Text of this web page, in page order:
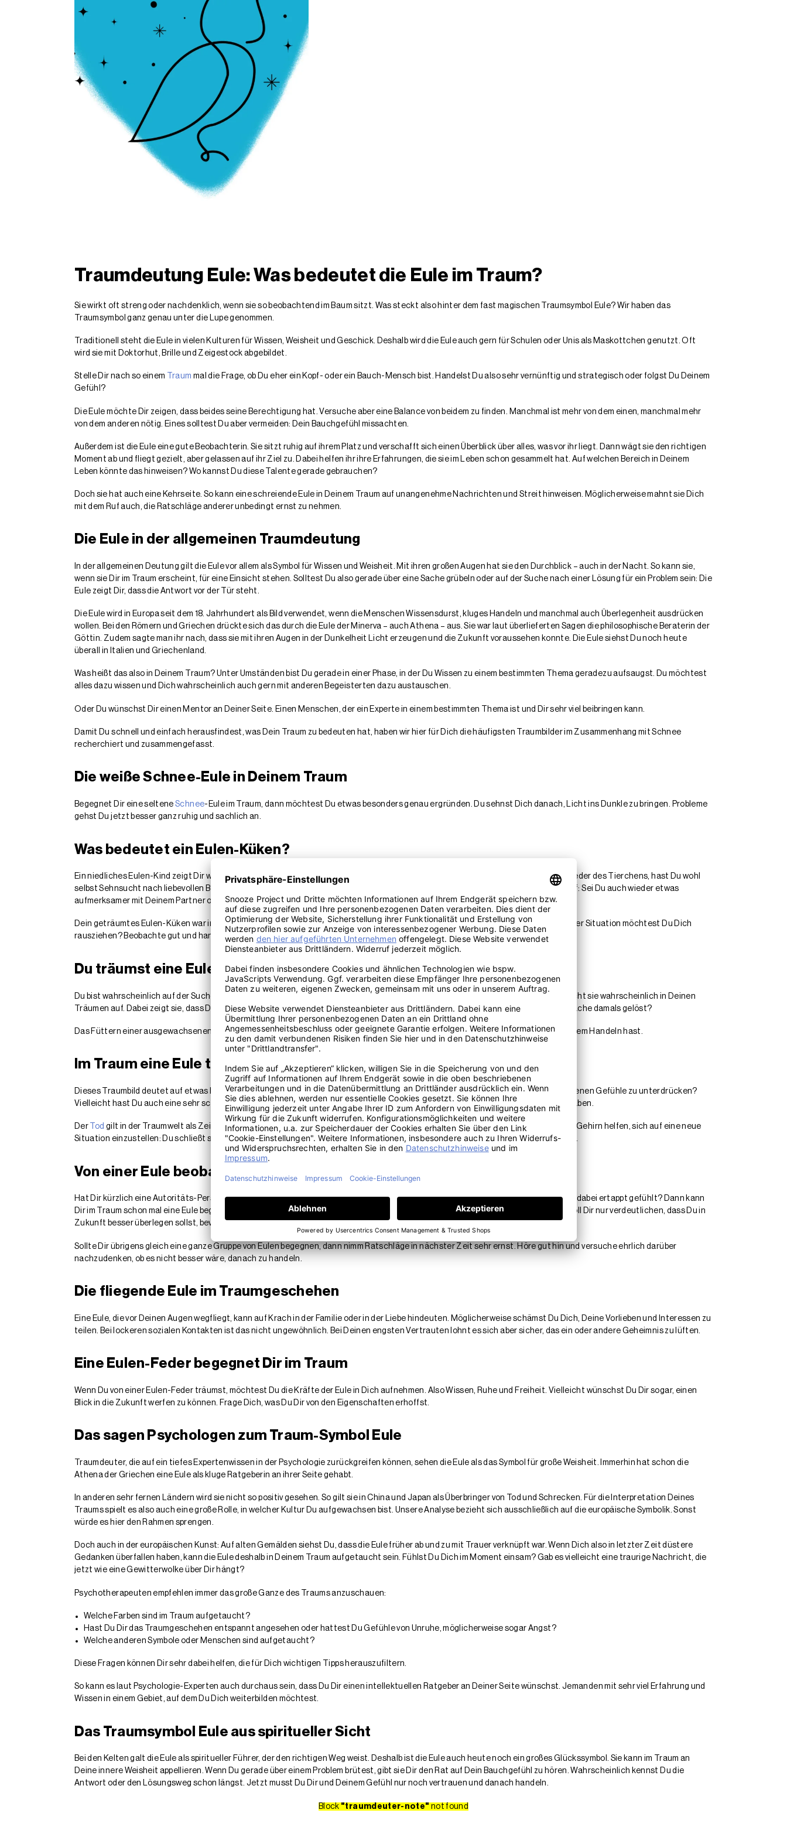
Traumdeutung Eule: Was bedeutet die Eule im Traum?
Sie wirkt oft streng oder nachdenklich, wenn sie so beobachtend im Baum sitzt. Was steckt also hinter dem fast magischen Traumsymbol Eule? Wir haben das
Traumsymbol ganz genau unter die Lupe genommen.
Traditionell steht die Eule in vielen Kulturen für Wissen, Weisheit und Geschick. Deshalb wird die Eule auch gern für Schulen oder Unis als Maskottchen genutzt. Oft
wird sie mit Doktorhut, Brille und Zeigestock abgebildet.
Stelle Dir nach so einem Traum mal die Frage, ob Du eher ein Kopf- oder ein Bauch-Mensch bist. Handelst Du also sehr vernünftig und strategisch oder folgst Du Deinem
Gefühl?
Die Eule möchte Dir zeigen, dass beides seine Berechtigung hat. Versuche aber eine Balance von beidem zu finden. Manchmal ist mehr von dem einen, manchmal mehr
von dem anderen nötig. Eines solltest Du aber vermeiden: Dein Bauchgefühl missachten.
Außerdem ist die Eule eine gute Beobachterin. Sie sitzt ruhig auf ihrem Platz und verschafft sich einen Überblick über alles, was vor ihr liegt. Dann wägt sie den richtigen
Moment ab und fliegt gezielt, aber gelassen auf ihr Ziel zu. Dabei helfen ihr ihre Erfahrungen, die sie im Leben schon gesammelt hat. Auf welchen Bereich in Deinem
Leben könnte das hinweisen? Wo kannst Du diese Talente gerade gebrauchen?
Doch sie hat auch eine Kehrseite. So kann eine schreiende Eule in Deinem Traum auf unangenehme Nachrichten und Streit hinweisen. Möglicherweise mahnt sie Dich
mit dem Ruf auch, die Ratschläge anderer unbedingt ernst zu nehmen.
Die Eule in der allgemeinen Traumdeutung
In der allgemeinen Deutung gilt die Eule vor allem als Symbol für Wissen und Weisheit. Mit ihren großen Augen hat sie den Durchblick – auch in der Nacht. So kann sie,
wenn sie Dir im Traum erscheint, für eine Einsicht stehen. Solltest Du also gerade über eine Sache grübeln oder auf der Suche nach einer Lösung für ein Problem sein: Die
Eule zeigt Dir, dass die Antwort vor der Tür steht.
Die Eule wird in Europa seit dem 18. Jahrhundert als Bild verwendet, wenn die Menschen Wissensdurst, kluges Handeln und manchmal auch Überlegenheit ausdrücken
wollen. Bei den Römern und Griechen drückte sich das durch die Eule der Minerva – auch Athena – aus. Sie war laut überlieferten Sagen die philosophische Beraterin der
Göttin. Zudem sagte man ihr nach, dass sie mit ihren Augen in der Dunkelheit Licht erzeugen und die Zukunft voraussehen konnte. Die Eule siehst Du noch heute
überall in Italien und Griechenland.
Was heißt das also in Deinem Traum? Unter Umständen bist Du gerade in einer Phase, in der Du Wissen zu einem bestimmten Thema geradezu aufsaugst. Du möchtest
alles dazu wissen und Dich wahrscheinlich auch gern mit anderen Begeisterten dazu austauschen.
Oder Du wünschst Dir einen Mentor an Deiner Seite. Einen Menschen, der ein Experte in einem bestimmten Thema ist und Dir sehr viel beibringen kann.
Damit Du schnell und einfach herausfindest, was Dein Traum zu bedeuten hat, haben wir hier für Dich die häufigsten Traumbilder im Zusammenhang mit Schnee
recherchiert und zusammengefasst.
Die weiße Schnee-Eule in Deinem Traum
Begegnet Dir eine selteneSchnee-Eule im Traum, dann möchtest Du etwas besonders genau ergründen. Du sehnst Dich danach, Licht ins Dunkle zu bringen. Probleme
gehst Du jetzt besser ganz ruhig und sachlich an.
Was bedeutet ein Eulen-Küken?
Ein niedliches Eulen-Kind zeigt Dir womöglich, dass Du noch etwas unsicher in einer Sache bist. Streichelst Du über das seidige Gefieder des Tierchens, hast Du wohl
selbst Sehnsucht nach liebevollen Berührungen. Du möchtest Dich sicher und beschützt fühlen. Gleichzeitig steckt hierin der Aufruf: Sei Du auch wieder etwas
aufmerksamer mit Deinem Partner oder Deiner Partnerin.
Dein geträumtes Eulen-Küken war in Gefahr und Du hast es gerettet? In dem Fall steht das kleine Eulchen für Dich selbst. Aus welcher Situation möchtest Du Dich
rausziehen? Beobachte gut und handle erst dann, wenn Du Dir einen guten Überblick verschafft hast.
Du träumst eine Eule zu füttern
Du bist wahrscheinlich auf der Suche nach einer Antwort für eine Herausforderung. Da die Eule für Weisheit und Intuition steht, taucht sie wahrscheinlich in Deinen
Träumen auf. Dabei zeigt sie, dass Du Dir ähnliche Situationen aus der Vergangenheit ins Gedächtnis rufen sollst. Wie hast Du die Sache damals gelöst?
Das Füttern einer ausgewachsenen Eule zeigt Dir, dass Du schon ein sehr gutes Gleichgewicht zwischen intuitivem und strategischem Handeln hast.
Im Traum eine Eule töten
Dieses Traumbild deutet auf etwas hin, dass Du in Dir selbst auslöschen möchtest. Versuchst Du ein Erlebnis oder die damit verbundenen Gefühle zu unterdrücken?
Vielleicht hast Du auch eine sehr schmerzhafte Antwort auf eine Frage bekommen und wünscht Dir jetzt, die Frage nie gestellt zu haben.
Der Tod gilt in der Traumwelt als Zeichen für Wandel und Veränderung. Traumforscher vermuten, dassTräumeüber den Tod Deinem Gehirn helfen, sich auf eine neue
Situation einzustellen: Du schließt seelisch ein Kapitel Deines Lebens ab, um ein neues möglichst unbelastet aufschlagen zu können.
Von einer Eule beobachtet werden
Hat Dir kürzlich eine Autoritäts-Person, wie Dein Chef oder Deine Eltern, ein Arzt oder Polizist einen Rat gegeben? Und Du hast Dich dabei ertappt gefühlt? Dann kann
Dir im Traum schon mal eine Eule begegnen, die Dich genau im Blick behält. Dabei ist der Traum keinesfalls als Warnung gemeint. Er soll Dir nur verdeutlichen, dass Du in
Zukunft besser überlegen sollst, bevor Du handelst.
Sollte Dir übrigens gleich eine ganze Gruppe von Eulen begegnen, dann nimm Ratschläge in nächster Zeit sehr ernst. Höre gut hin und versuche ehrlich darüber
nachzudenken, ob es nicht besser wäre, danach zu handeln.
Die fliegende Eule im Traumgeschehen
Eine Eule, die vor Deinen Augen wegfliegt, kann auf Krach in der Familie oder in der Liebe hindeuten. Möglicherweise schämst Du Dich, Deine Vorlieben und Interessen zu
teilen. Bei lockeren sozialen Kontakten ist das nicht ungewöhnlich. Bei Deinen engsten Vertrauten lohnt es sich aber sicher, das ein oder andere Geheimnis zu lüften.
Eine Eulen-Feder begegnet Dir im Traum
Wenn Du von einer Eulen-Feder träumst, möchtest Du die Kräfte der Eule in Dich aufnehmen. Also Wissen, Ruhe und Freiheit. Vielleicht wünschst Du Dir sogar, einen
Blick in die Zukunft werfen zu können. Frage Dich, was Du Dir von den Eigenschaften erhoffst.
Das sagen Psychologen zum Traum-Symbol Eule
Traumdeuter, die auf ein tiefes Expertenwissen in der Psychologie zurückgreifen können, sehen die Eule als das Symbol für große Weisheit. Immerhin hat schon die
Athena der Griechen eine Eule als kluge Ratgeberin an ihrer Seite gehabt.
In anderen sehr fernen Ländern wird sie nicht so positiv gesehen. So gilt sie in China und Japan als Überbringer von Tod und Schrecken. Für die Interpretation Deines
Traums spielt es also auch eine große Rolle, in welcher Kultur Du aufgewachsen bist. Unsere Analyse bezieht sich ausschließlich auf die europäische Symbolik. Sonst
würde es hier den Rahmen sprengen.
Doch auch in der europäischen Kunst: Auf alten Gemälden siehst Du, dass die Eule früher ab und zu mit Trauer verknüpft war. Wenn Dich also in letzter Zeit düstere
Gedanken überfallen haben, kann die Eule deshalb in Deinem Traum aufgetaucht sein. Fühlst Du Dich im Moment einsam? Gab es vielleicht eine traurige Nachricht, die
jetzt wie eine Gewitterwolke über Dir hängt?
Psychotherapeuten empfehlen immer das große Ganze des Traums anzuschauen:
Welche Farben sind im Traum aufgetaucht?
Hast Du Dir das Traumgeschehen entspannt angesehen oder hattest Du Gefühle von Unruhe, möglicherweise sogar Angst?
Welche anderen Symbole oder Menschen sind aufgetaucht?
Diese Fragen können Dir sehr dabei helfen, die für Dich wichtigen Tipps herauszufiltern.
So kann es laut Psychologie-Experten auch durchaus sein, dass Du Dir einen intellektuellen Ratgeber an Deiner Seite wünschst. Jemanden mit sehr viel Erfahrung und
Wissen in einem Gebiet, auf dem Du Dich weiterbilden möchtest.
Das Traumsymbol Eule aus spiritueller Sicht
Bei den Kelten galt die Eule als spiritueller Führer, der den richtigen Weg weist. Deshalb ist die Eule auch heute noch ein großes Glückssymbol. Sie kann im Traum an
Deine innere Weisheit appellieren. Wenn Du gerade über einem Problem brütest, gibt sie Dir den Rat auf Dein Bauchgefühl zu hören. Wahrscheinlich kennst Du die
Antwort oder den Lösungsweg schon längst. Jetzt musst Du Dir und Deinem Gefühl nur noch vertrauen und danach handeln.
Block "traumdeuter-note" not found